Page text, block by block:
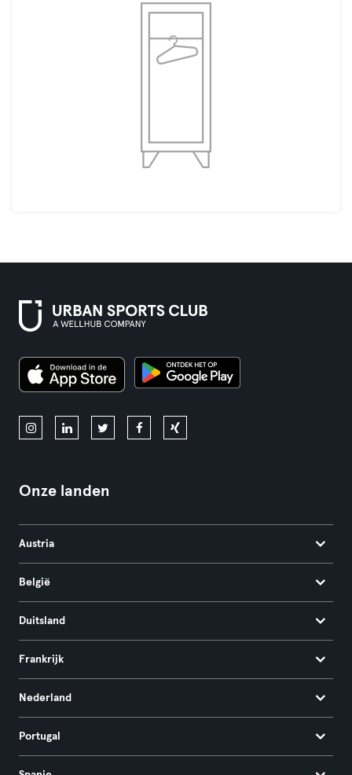
Onze landen
Austria
België
Duitsland
Frankrijk
Nederland
Portugal